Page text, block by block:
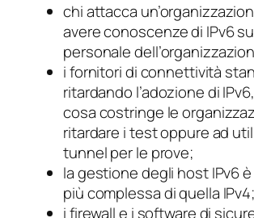
chi attacca
avere conoscenze di IPv6
personale
i fornitori di connettività
ritardando l’adozione di
cosa costringe le
ritardare i test oppure ad
tunnel per le prove;
la gestione degli host IPv6 è
più complessa di quella IPv4;
i firewall e i software di